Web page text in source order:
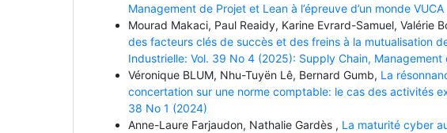
Management de Projet et Lean à l’épreuve d’un monde VUCA
Mourad Makaci, Paul Reaidy, Karine Evrard-Samuel, Valérie
des facteurs clés de succès et des freins à la mutualisation
Industrielle: Vol. 39 No 4 (2025): Supply Chain, Management
Véronique BLUM, Nhu-Tuyën Lê, Bernard Gumb, La
concertation sur une norme comptable: le cas des activités
38 No 1 (2024)
Anne-Laure Farjaudon, Nathalie Gardès , La maturité cyber